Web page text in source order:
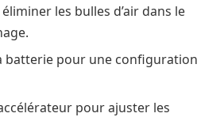
les bulles d’air dans le
batterie pour une configuration
pour ajuster les